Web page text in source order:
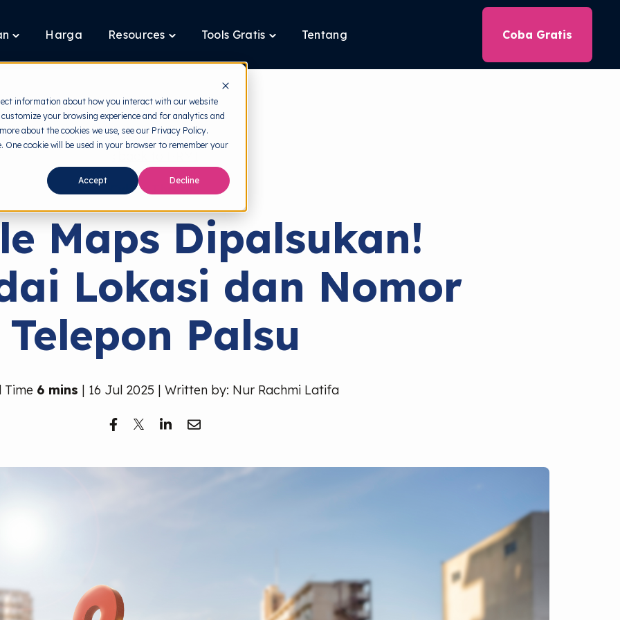
information about how you interact with our website
your browsing experience and for analytics and
about the cookies we use, see our Privacy Policy.
cookie will be used in your browser to remember your
Accept Decline
Toggle
Layanan
Harga Resources
Toggle
Resources
Tools Gratis
Toggle
Tools
Tentang Coba Gratis
Cyber Threats
Maps Dipalsukan!
Lokasi dan Nomor
Telepon Palsu
Time 6 mins | 16 Jul 2025 | Written by: Nur Rachmi Latifa